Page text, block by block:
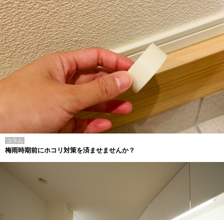
コラム
梅雨時期前にホコリ対策を済ませませんか？